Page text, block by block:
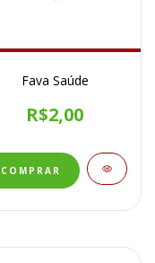
Fava Saúde
R$2,00